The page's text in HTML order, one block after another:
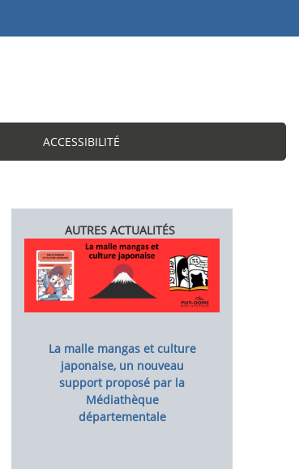
ACCESSIBILITÉ
AUTRES ACTUALITÉS
Image
La malle mangas et culture
japonaise, un nouveau
support proposé par la
Médiathèque
départementale